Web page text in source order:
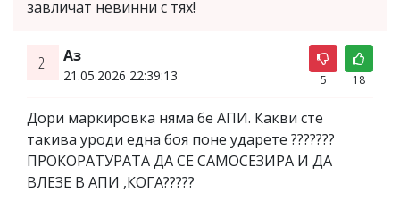
завличат невинни с тях!
2. Аз
21.05.2026 22:39:13 5 18
Дори маркировка няма бе АПИ. Какви сте
такива уроди една боя поне ударете ???????
ПРОКОРАТУРАТА ДА СЕ САМОСЕЗИРА И ДА
ВЛЕЗЕ В АПИ ,КОГА?????